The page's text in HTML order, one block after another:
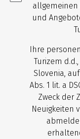
allgemeinen
und
Ihre
Turizem
Slovenia,
Abs. 1 lit. a
Zweck der
Neuigkeiten